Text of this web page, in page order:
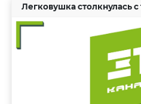
Легковушка столкнулась